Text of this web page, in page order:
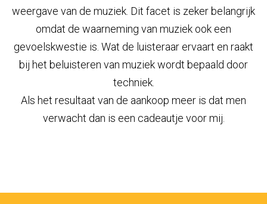
weergave van de muziek. Dit facet is zeker belangrijk
omdat de waarneming van muziek ook een
gevoelskwestie is. Wat de luisteraar ervaart en raakt
bij het beluisteren van muziek wordt bepaald door
techniek.
Als het resultaat van de aankoop meer is dat men
verwacht dan is een cadeautje voor mij.